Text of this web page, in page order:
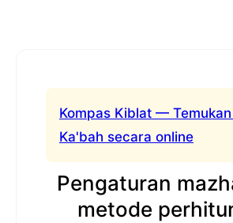
Kompas Kiblat —
Ka'bah secara online
Pengaturan
metode